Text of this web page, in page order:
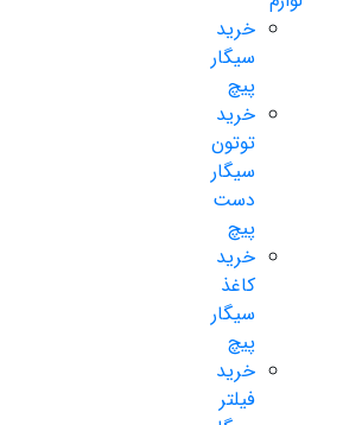
خرید
سیگار
پیچ
خرید
توتون
سیگار
دست
پیچ
خرید
کاغذ
سیگار
پیچ
خرید
فیلتر